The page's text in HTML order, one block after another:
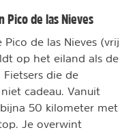
Pico de las Nieves
de las Nieves (vrij
op het eiland als de
die de
cadeau. Vanuit
50 kilometer met
Je overwint